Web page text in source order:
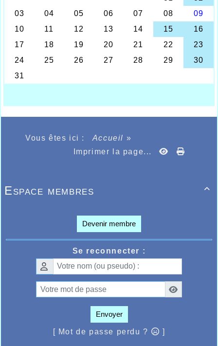
et entraîneur de l’important groupe de marcheurs
nordiques de l’AHVL, Jean-Pierre Robert prenait une
place en « Master 3 » et la 183ème
au scratch en 1h55.12 puis bonne prestation
également de Jean-Pierre Jourdain en « master 1 »
ème ème
l’épreuve était remportée par Franz Liskowitch en
1h29.51 chez les hommes et par Nathalie Jaunet en
1h35.04 qui est master 2.
Vous êtes ici : Accueil »
Imprimer la page...

Espace membres
Devenir membre
Se reconnecter :
Envoyer
[ Mot de passe perdu ? ]